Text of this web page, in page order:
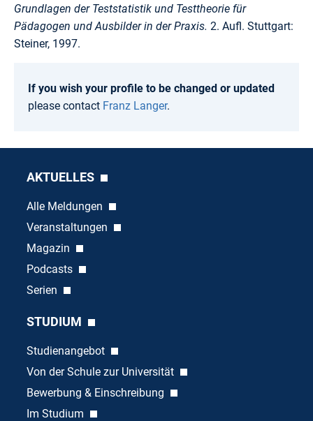
Grundlagen der Teststatistik und Testtheorie für
Pädagogen und Ausbilder in der Praxis. 2. Aufl. Stuttgart:
Steiner, 1997.
If you wish your profile to be changed or updated
please contact Franz Langer.
AKTUELLES
Alle Meldungen
Veranstaltungen
Magazin
Podcasts
Serien
STUDIUM
Studienangebot
Von der Schule zur Universität
Bewerbung & Einschreibung
Im Studium